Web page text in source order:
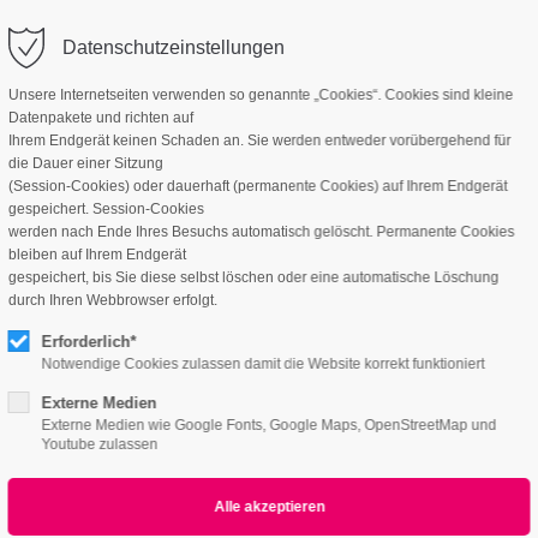
VoIP Solutions
Strategy and acccounting
Datenschutzeinstellungen
Unsere Internetseiten verwenden so genannte „Cookies“. Cookies sind kleine
Datenpakete und richten auf
Ihrem Endgerät keinen Schaden an. Sie werden entweder vorübergehend für
die Dauer einer Sitzung
(Session-Cookies) oder dauerhaft (permanente Cookies) auf Ihrem Endgerät
gespeichert. Session-Cookies
werden nach Ende Ihres Besuchs automatisch gelöscht. Permanente Cookies
bleiben auf Ihrem Endgerät
gespeichert, bis Sie diese selbst löschen oder eine automatische Löschung
durch Ihren Webbrowser erfolgt.
Erforderlich*
Notwendige Cookies zulassen damit die Website korrekt funktioniert
Externe Medien
Externe Medien wie Google Fonts, Google Maps, OpenStreetMap und
Youtube zulassen